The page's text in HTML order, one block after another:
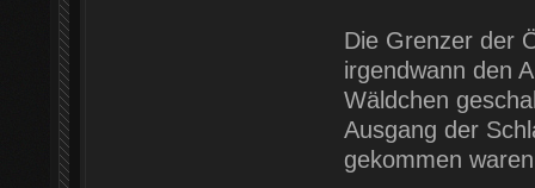
Die Grenzer der
irgendwann den
Wäldchen
Ausgang der
gekommen